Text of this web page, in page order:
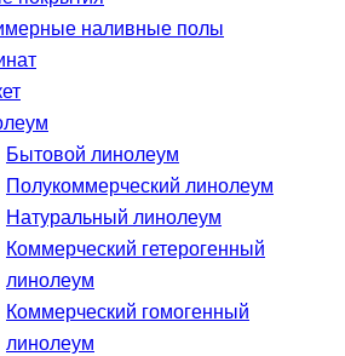
наливные полы
Бытовой линолеум
Полукоммерческий линолеум
Натуральный линолеум
Коммерческий гетерогенный
линолеум
Коммерческий гомогенный
линолеум